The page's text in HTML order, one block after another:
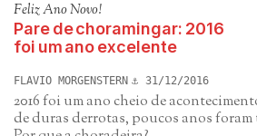
Feliz Ano Novo!
Pare de choramingar: 2016
foi um ano excelente
FLAVIO MORGENSTERN 31/12/2016
2016 foi um ano cheio de
de duras derrotas, poucos anos foram